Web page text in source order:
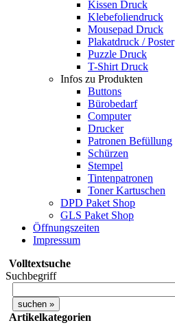
Kissen Druck
Klebefoliendruck
Mousepad Druck
Plakatdruck / Poster
Puzzle Druck
T-Shirt Druck
Infos zu Produkten
Buttons
Bürobedarf
Computer
Drucker
Patronen Befüllung
Schürzen
Stempel
Tintenpatronen
Toner Kartuschen
DPD Paket Shop
GLS Paket Shop
Öffnungszeiten
Impressum
Volltextsuche
Suchbegriff
Artikelkategorien